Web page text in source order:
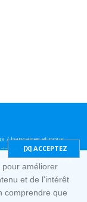
/ bancaires et nous
ces informations
des erreurs
pour améliorer
et de l'intérêt
comprendre que